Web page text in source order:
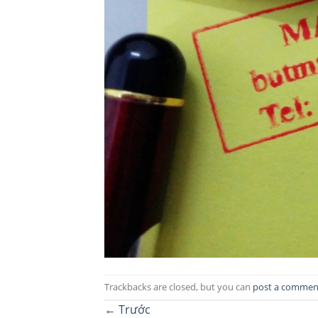
Trackbacks are closed, but you can post a
← Trước